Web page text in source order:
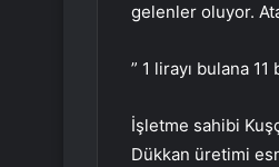
gelenler oluyor.
” 1 lirayı bulana
İşletme sahibi
Dükkan üretimi